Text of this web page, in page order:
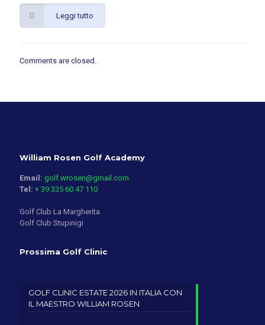
Leggi tutto
Comments are closed.
William Rosen Golf Academy
Email: golf.wrosen@gmail.com
Tel: + 39 335 60 47 110
Golf Club La Margherita
Golf Club Stupinigi
Prossima Golf Clinic
GOLF CLINIC ESTATE 2026 IN ITALIA CON
IL MAESTRO WILLIAM ROSEN